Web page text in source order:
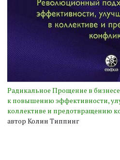
Радикальное Прощение в
к повышению эффективности,
коллективе и предотвращению
автор Колин Типпинг